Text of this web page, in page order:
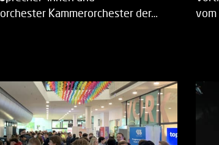
Kammerorchester der…
vom